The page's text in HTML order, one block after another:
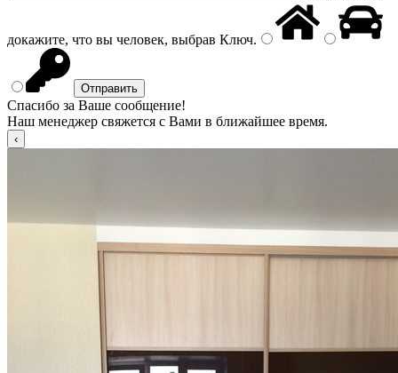
докажите, что вы человек, выбрав Ключ.
Спасибо за Ваше сообщение!
Наш менеджер свяжется с Вами в ближайшее время.